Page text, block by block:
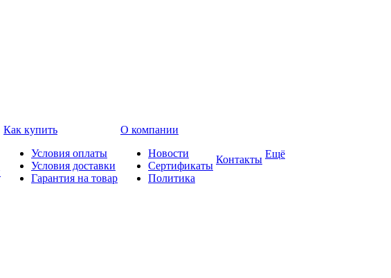
Как купить
Условия оплаты
Условия доставки
Гарантия на товар
О компании
Новости
Сертификаты
Политика
Контакты Ещё